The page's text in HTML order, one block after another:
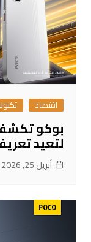
اقتصاد
لتعيد
أبريل 25, 2026